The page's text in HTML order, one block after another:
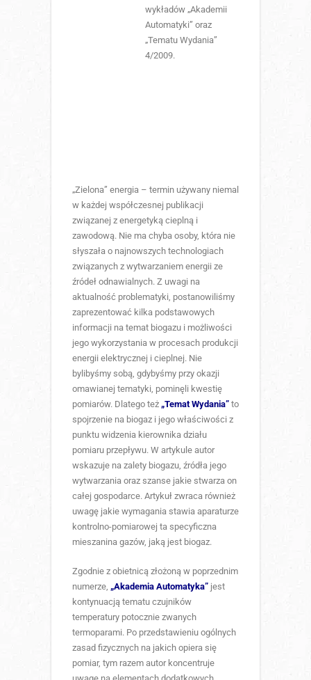
wykładów „Akademii
Automatyki” oraz
„Tematu Wydania”
4/2009.
„Zielona” energia – termin używany niemal
w każdej współczesnej publikacji
związanej z energetyką cieplną i
zawodową. Nie ma chyba osoby, która nie
słyszała o najnowszych technologiach
związanych z wytwarzaniem energii ze
źródeł odnawialnych. Z uwagi na
aktualność problematyki, postanowiliśmy
zaprezentować kilka podstawowych
informacji na temat biogazu i możliwości
jego wykorzystania w procesach produkcji
energii elektrycznej i cieplnej. Nie
bylibyśmy sobą, gdybyśmy przy okazji
omawianej tematyki, pominęli kwestię
pomiarów. Dlatego też „Temat Wydania” to
spojrzenie na biogaz i jego właściwości z
punktu widzenia kierownika działu
pomiaru przepływu. W artykule autor
wskazuje na zalety biogazu, źródła jego
wytwarzania oraz szanse jakie stwarza on
całej gospodarce. Artykuł zwraca również
uwagę jakie wymagania stawia aparaturze
kontrolno-pomiarowej ta specyficzna
mieszanina gazów, jaką jest biogaz.
Zgodnie z obietnicą złożoną w poprzednim
numerze, „Akademia Automatyka” jest
kontynuacją tematu czujników
temperatury potocznie zwanych
termoparami. Po przedstawieniu ogólnych
zasad fizycznych na jakich opiera się
pomiar, tym razem autor koncentruje